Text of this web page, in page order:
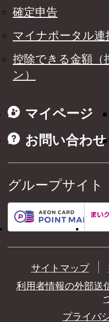
確定申告
マイナポータル連
控除できる金額（
ン）
マイページ
お問い合わせ
グループサイト
サイトマップ
利用者情報の外部送
プライバ